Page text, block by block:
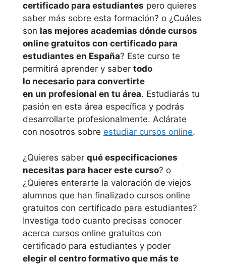
certificado para estudiantes pero quieres
saber más sobre esta formación? o ¿Cuáles
son las mejores academias dónde cursos
online gratuitos con certificado para
estudiantes en España? Este curso te
permitirá aprender y saber todo
lo necesario para convertirte
en un profesional en tu área. Estudiarás tu
pasión en esta área específica y podrás
desarrollarte profesionalmente. Aclárate
con nosotros sobre estudiar cursos online.
¿Quieres saber qué especificaciones
necesitas para hacer este curso? o
¿Quieres enterarte la valoración de viejos
alumnos que han finalizado cursos online
gratuitos con certificado para estudiantes?
Investiga todo cuanto precisas conocer
acerca cursos online gratuitos con
certificado para estudiantes y poder
elegir el centro formativo que más te